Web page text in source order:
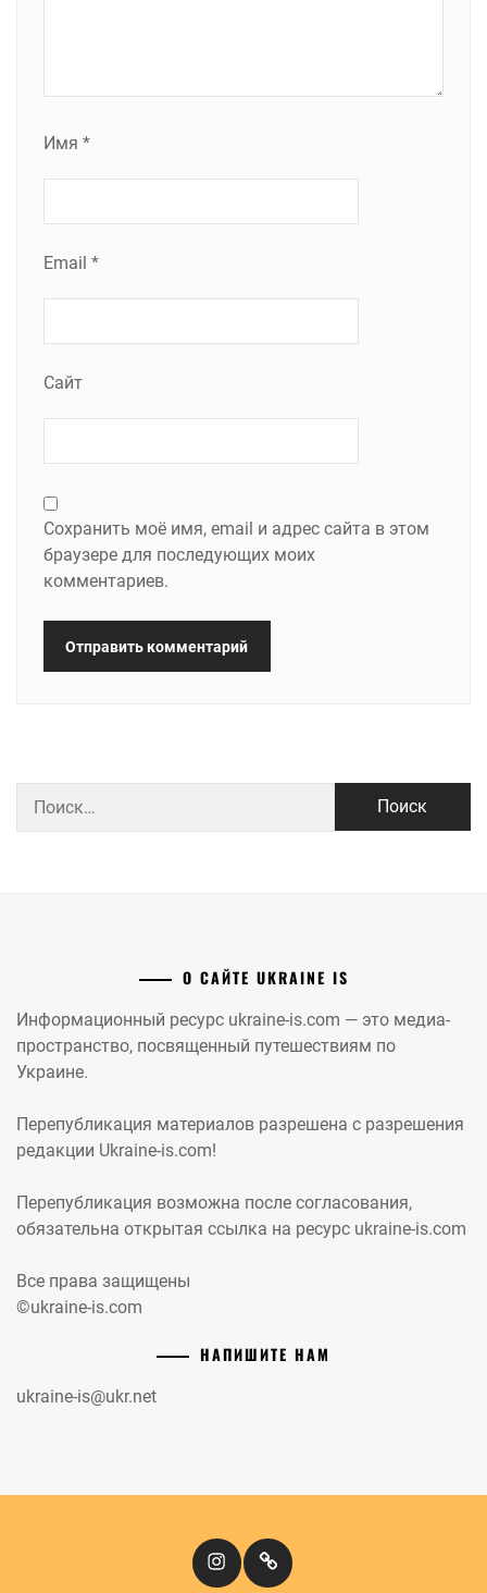
Имя *
Email *
Сайт
Сохранить моё имя, email и адрес сайта в этом
браузере для последующих моих
комментариев.
О САЙТЕ UKRAINE IS
Информационный ресурс ukraine-is.com — это медиа-
пространство, посвященный путешествиям по
Украине.
Перепубликация материалов разрешена с разрешения
редакции Ukraine-is.com!
Перепубликация возможна после согласования,
обязательна открытая ссылка на ресурс ukraine-is.com
Все права защищены
©ukraine-is.com
НАПИШИТЕ НАМ
ukraine-is@ukr.net
InstagramКіномандри